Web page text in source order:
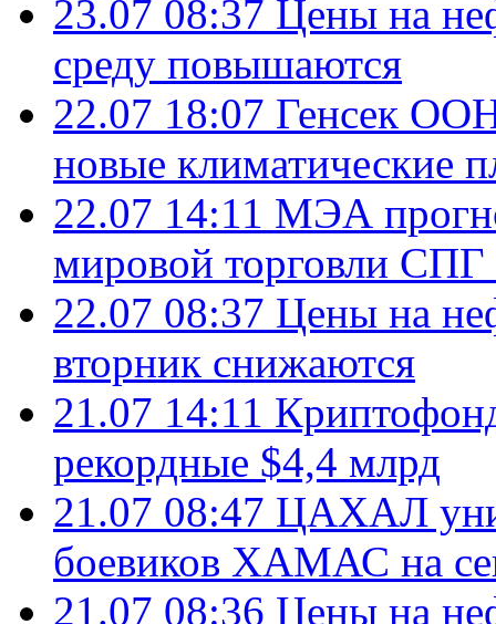
23.07 08:37 Цены на
среду повышаются
22.07 18:07 Генсек ООН
новые климатические
22.07 14:11 МЭА
мировой торговли СПГ
22.07 08:37 Цены на
вторник снижаются
21.07 14:11
рекордные $4,4 млрд
21.07 08:47 ЦАХАЛ
боевиков ХАМАС на
21.07 08:36 Цены на